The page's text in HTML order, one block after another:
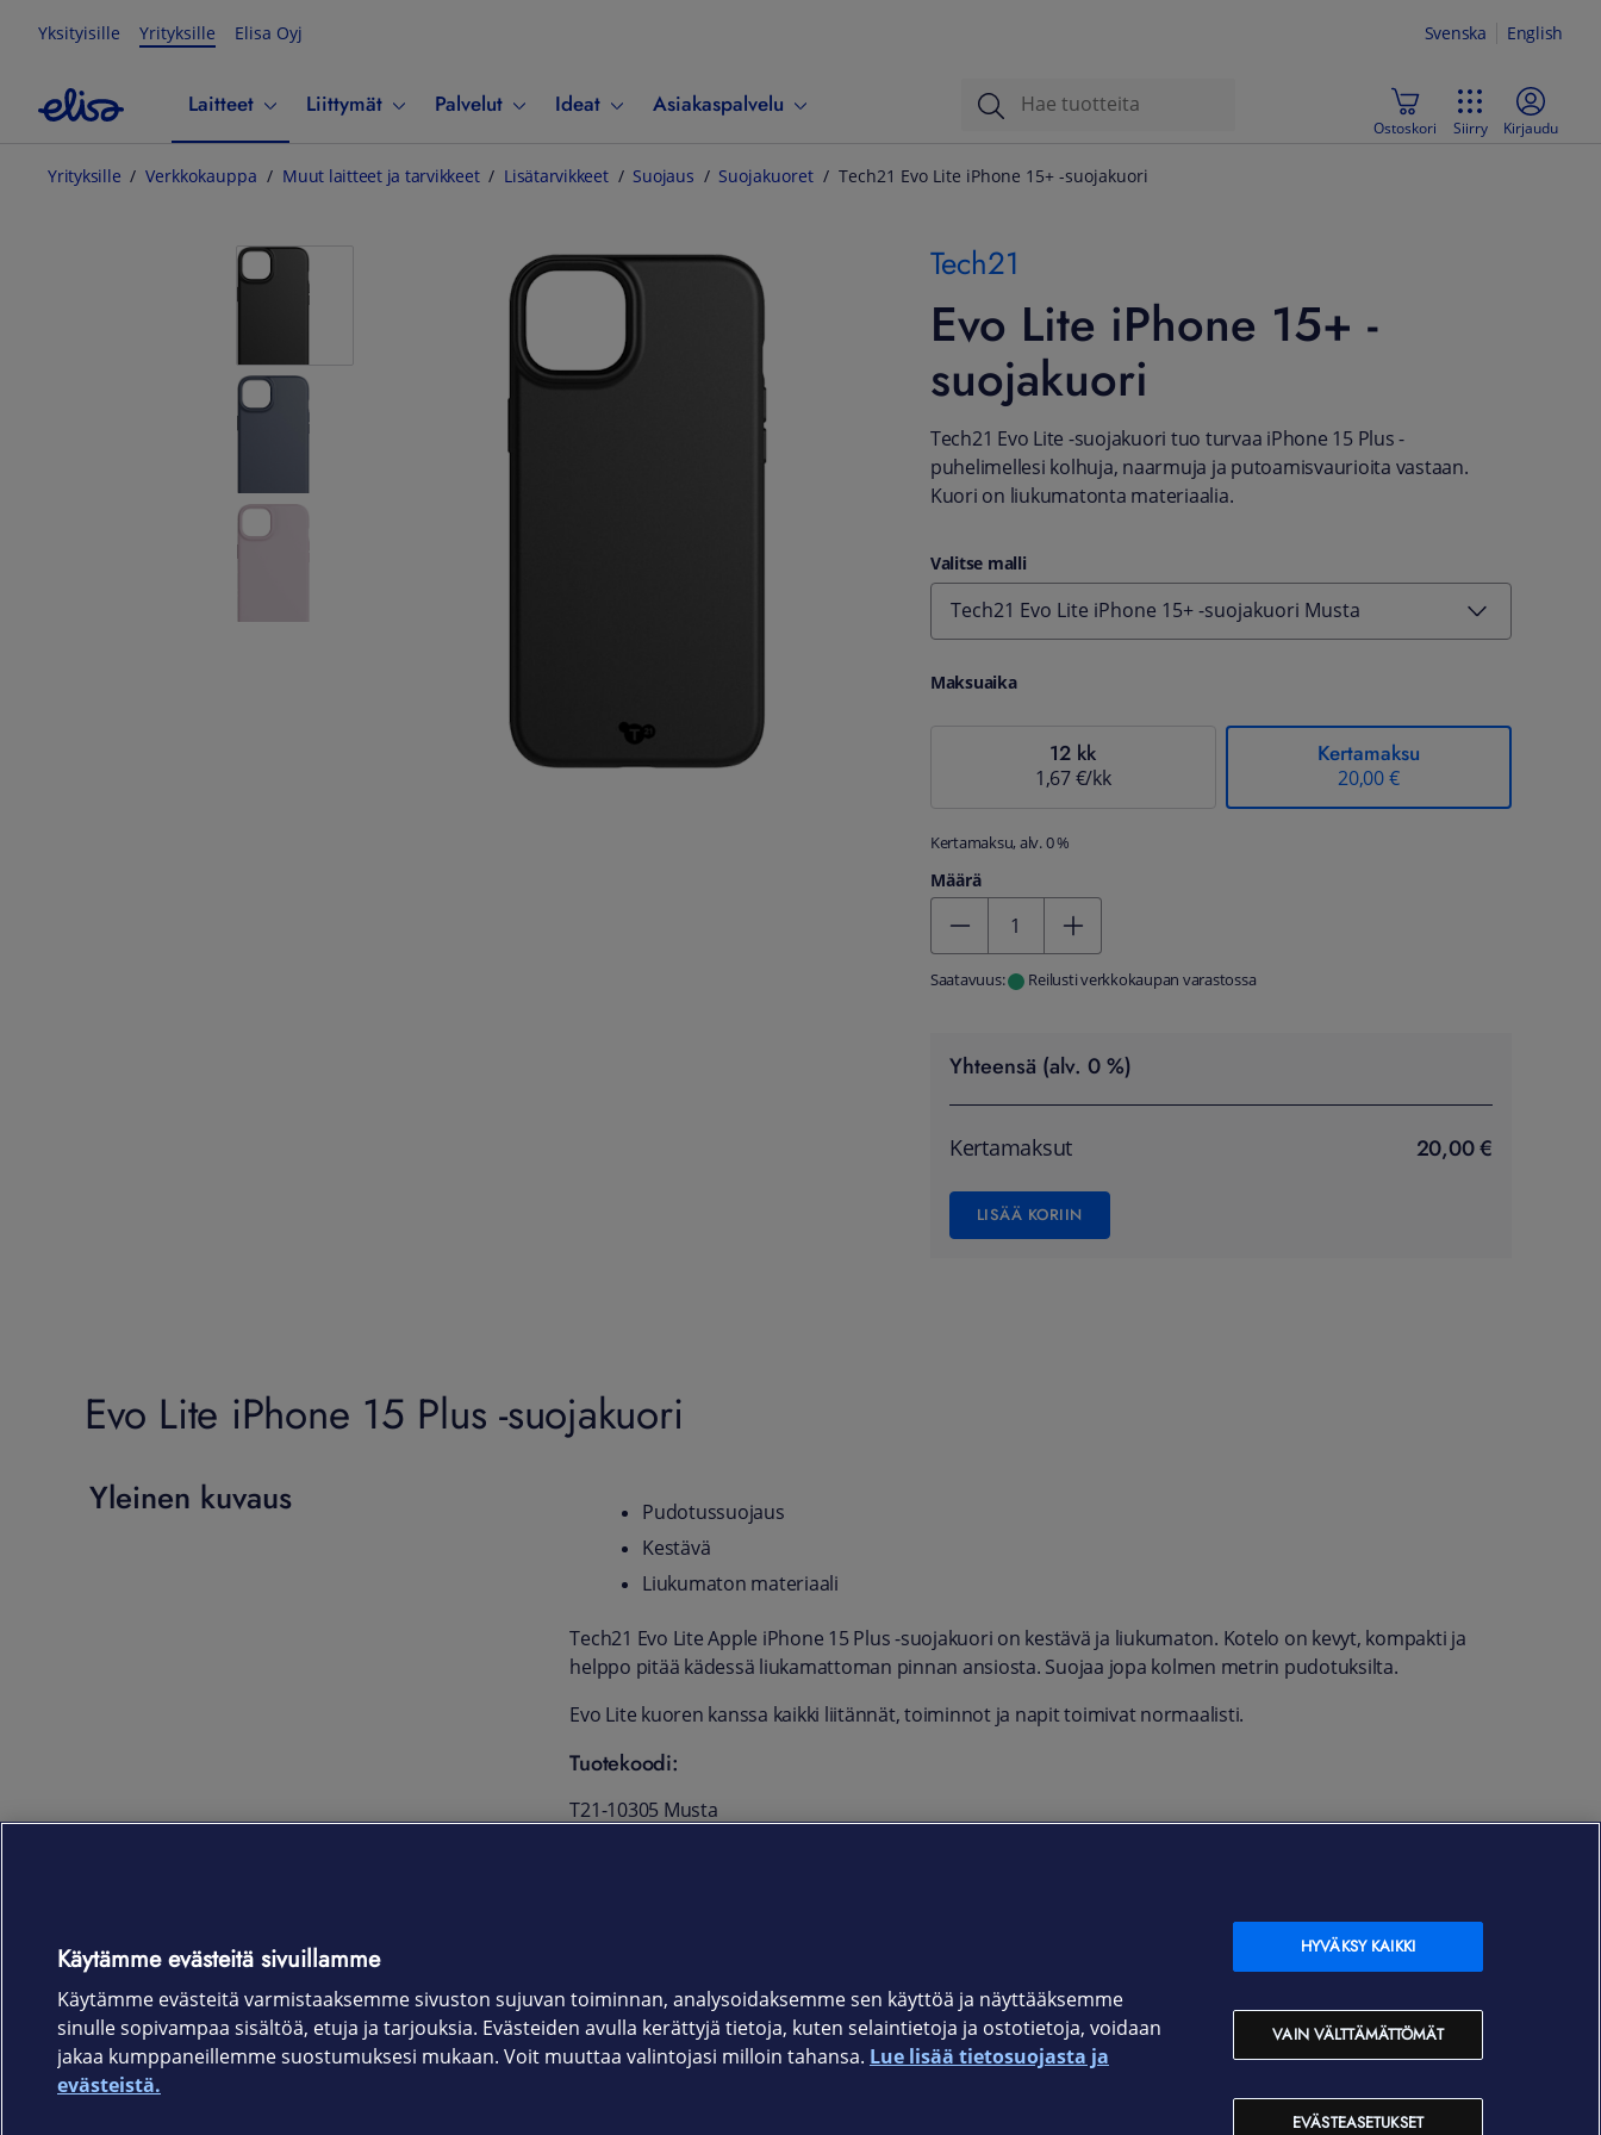
Yksityisille Yrityksille Elisa Oyj Svenska English
Laitteet Liittymät Palvelut Ideat Asiakaspalvelu
Ostoskori Siirry Kirjaudu
Yrityksille Verkkokauppa Muut laitteet ja tarvikkeet Lisätarvikkeet Suojaus Suojakuoret Tech21 Evo Lite iPhone 15+ -suojakuori
Tech21
Evo Lite iPhone 15+ -
suojakuori
Tech21 Evo Lite -suojakuori tuo turvaa iPhone 15 Plus -
puhelimellesi kolhuja, naarmuja ja putoamisvaurioita vastaan.
Kuori on liukumatonta materiaalia.
Valitse malli
Tech21 Evo Lite iPhone 15+ -suojakuori Musta
Maksuaika
12 kk
1,67 €/kk
Kertamaksu
20,00 €
Kertamaksu, alv. 0 %
Määrä
Saatavuus: Reilusti verkkokaupan varastossa
Yhteensä (alv. 0 %)
Kertamaksut 20,00 €
LISÄÄ KORIIN
Evo Lite iPhone 15 Plus -suojakuori
Yleinen kuvaus
Pudotussuojaus
Kestävä
Liukumaton materiaali
Tech21 Evo Lite Apple iPhone 15 Plus -suojakuori on kestävä ja liukumaton. Kotelo on kevyt, kompakti ja
helppo pitää kädessä liukamattoman pinnan ansiosta. Suojaa jopa kolmen metrin pudotuksilta.
Evo Lite kuoren kanssa kaikki liitännät, toiminnot ja napit toimivat normaalisti.
Tuotekoodi:
T21-10305 Musta
Käytämme evästeitä sivuillamme
Käytämme evästeitä varmistaaksemme sivuston sujuvan toiminnan, analysoidaksemme sen käyttöä ja näyttääksemme
sinulle sopivampaa sisältöä, etuja ja tarjouksia. Evästeiden avulla kerättyjä tietoja, kuten selaintietoja ja ostotietoja, voidaan
jakaa kumppaneillemme suostumuksesi mukaan. Voit muuttaa valintojasi milloin tahansa. Lue lisää tietosuojasta ja
evästeistä.
EVÄSTEASETUKSET
VAIN VÄLTTÄMÄTTÖMÄT
HYVÄKSY KAIKKI